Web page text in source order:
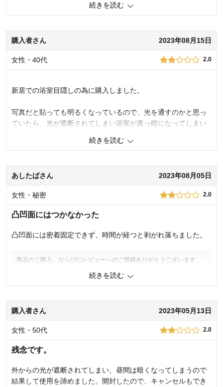
人が参考になりました
デザイン・色
使用場所： その他
購入のきっかけ： ネットで見つけて
続きを読む
購入者さん 2023年08月15日
女性・40代 2.0
新居での浴室目隠しの為に購入しました。
写真だと貼っても明るくなっているので、光を通すのかと思っ
ていたら、光が遮断されてしまい浴室が真っ暗になってしまい
商品のご購入、ならびにレビューへのご投稿ありがとうございます。
申し訳ございません。 お客様がさらにイメージしやすいよう、製品の
素材や透け感が分かるような画像を追加させていただくよう改善を検
きるよう努力してまいります。貴重なご意見ありがとうございまし
使用感・使いやすさ
使用場所：
購入のきっかけ：
転居・引越
続きを読む
あしたばさん 2023年08月05日
女性・秘密 2.0
凸凹面にはつかなかった
凸凹面には密着固定できず、時間が経つと剥がれ落ちました。
商品のご購入、ならびにレビューへのご投稿ありがとうございます。
ません。 こちらの商品は凹凸の大きいガラスには貼り付け可能なので
ついての説明を画像にて追加させていただきました。 今後もお客様に
満足度の高い商品とサービスをお届けできるよう努力してまいりま
す。貴重なご意見ありがとうございました。
2 人が参考になりました 参考になった
続きを読む
購入者さん 2023年05月13日
女性・50代 2.0
残念です。
外からの光が遮断されてしまい、昼間は暗くなってしまうので
結果して使用を諦めました。開封したので、キャンセルもでき